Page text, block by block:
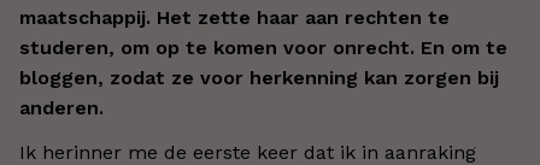
maatschappij. Het zette haar aan rechten te
studeren, om op te komen voor onrecht. En om te
bloggen, zodat ze voor herkenning kan zorgen bij
anderen.
Ik herinner me de eerste keer dat ik in aanraking